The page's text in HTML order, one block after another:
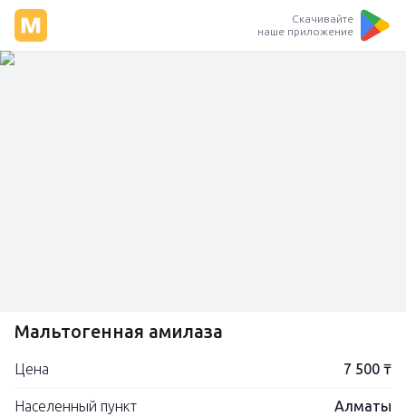
Скачивайте
наше приложение
Мальтогенная амилаза
Цена 7 500 ₸
Населенный пункт Алматы